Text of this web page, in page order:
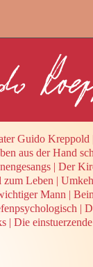
Guido Kreppold
aus der Hand
| Der
zum Leben |
Mann |
|
| Die